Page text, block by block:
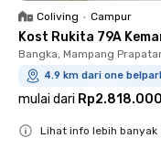
Coliving • Campur
Kost Rukita 79A
Bangka, Mampang
4.9 km dari one
mulai dari Rp2.818.000
Lihat info lebih banyak